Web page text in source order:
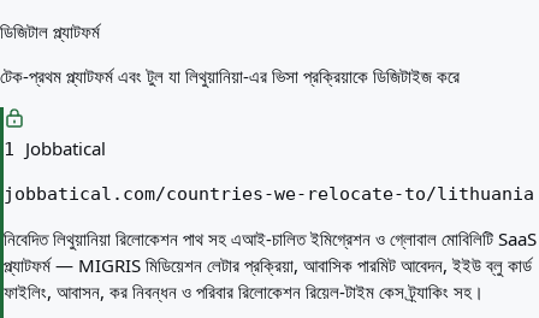
শব্দকোষ
পেশাগুলো
গাইড
আগমন গাইড
ভিসা রুট ফাইন্ডার
দেশ তুলনা
ভিসা তুলনা
ডিজিটাল প্ল্যাটফর্ম
টেক-প্রথম প্ল্যাটফর্ম এবং টুল যা লিথুয়ানিয়া-এর ভিসা প্রক্রিয়াকে ডিজিটাইজ করে
1 Jobbatical
jobbatical.com/countries-we-relocate-to/lithuania
নিবেদিত লিথুয়ানিয়া রিলোকেশন পাথ সহ এআই-চালিত ইমিগ্রেশন ও গ্লোবাল মোবিলিটি SaaS
প্ল্যাটফর্ম — MIGRIS মিডিয়েশন লেটার প্রক্রিয়া, আবাসিক পারমিট আবেদন, ইইউ ব্লু কার্ড
ফাইলিং, আবাসন, কর নিবন্ধন ও পরিবার রিলোকেশন রিয়েল-টাইম কেস ট্র্যাকিং সহ।